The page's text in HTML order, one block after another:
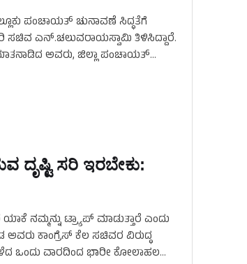
ಪಂಚಾಯತ್ ಚುನಾವಣೆ ಸಿದ್ಧತೆಗೆ
ಸಚಿವ ಎನ್.ಚಲುವರಾಯಸ್ವಾಮಿ ತಿಳಿಸಿದ್ದಾರೆ.
ಅವರು, ಜಿಲ್ಲಾ ಪಂಚಾಯತ್‌
ದೃಷ್ಟಿ ಸರಿ ಇರಬೇಕು:
ನಮ್ಮನ್ನು ಟ್ರ್ಯಾಪ್‌ ಮಾಡುತ್ತಾರೆ ಎಂದು
ಕಾಂಗ್ರೆಸ್‌ ಕೆಲ ಸಚಿವರ ವಿರುದ್ಧ
ಒಂದು ವಾರದಿಂದ ಭಾರೀ ಕೋಲಾಹಲ